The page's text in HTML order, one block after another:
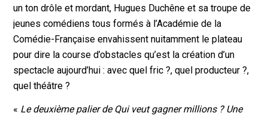
un ton drôle et mordant, Hugues Duchêne et sa troupe de
jeunes comédiens tous formés à l’Académie de la
Comédie-Française envahissent nuitamment le plateau
pour dire la course d’obstacles qu’est la création d’un
spectacle aujourd’hui : avec quel fric ?, quel producteur ?,
quel théâtre ?
« Le deuxième palier de Qui veut gagner millions ? Une